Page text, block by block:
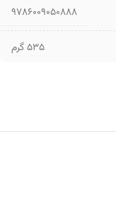
9786009050888
535 گرم